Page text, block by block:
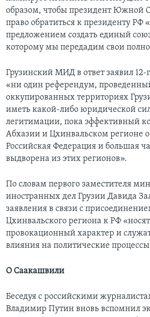
образом, чтобы президент Южной
право обратиться к президенту РФ
предложением создать единый
которому мы передадим свои
Грузинский МИД в ответ заявил 12-
«ни один референдум,
оккупированных территориях
иметь какой-либо юридической
легитимации, пока эффективный
Абхазии и Цхинвальском регионе
Российская Федерация и большая
выдворена из этих регионов».
По словам первого заместителя
иностранных дел Грузии Давида
заявления в связи с
Цхинвальского региона к РФ «носят
провокационный характер и
влияния на политические
О Саакашвили
Беседуя с российскими
Владимир Путин вновь вспомнил